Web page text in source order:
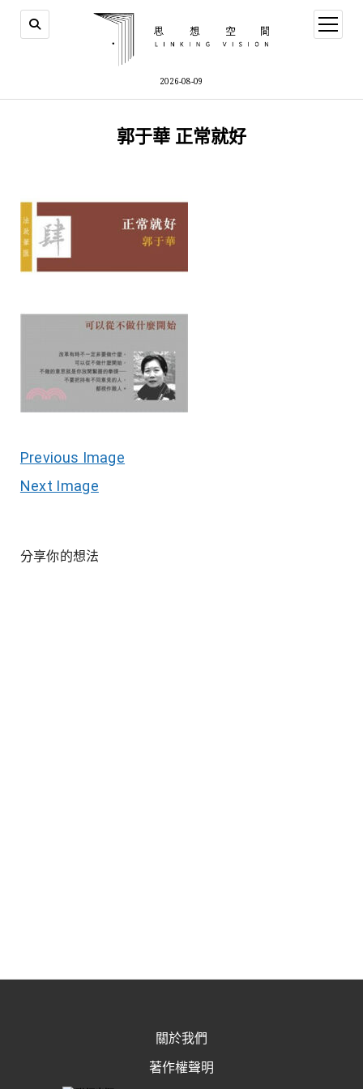
2026-08-09
open
menu
郭于華 正常就好
Previous Image
Next Image
分享你的想法
關於我們
著作權聲明